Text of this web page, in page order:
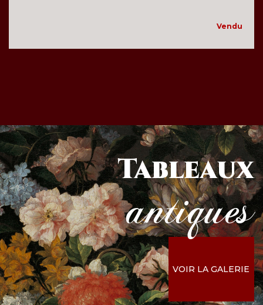
Vendu
Tableaux
antiques
VOIR LA GALERIE